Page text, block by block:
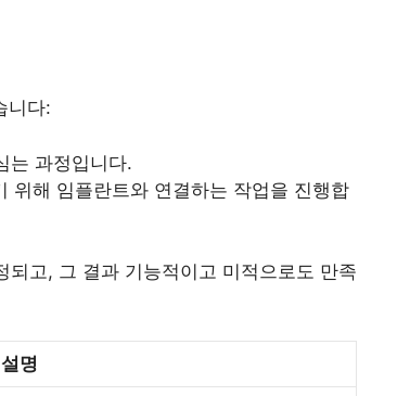
니다:
는 과정입니다.
위해 임플란트와 연결하는 작업을 진행합
고, 그 결과 기능적이고 미적으로도 만족
설명